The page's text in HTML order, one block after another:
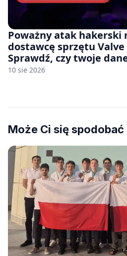
Poważny atak hakerski
dostawcę sprzętu
Sprawdź, czy twoje
10 sie 2026
Może Ci się spodobać